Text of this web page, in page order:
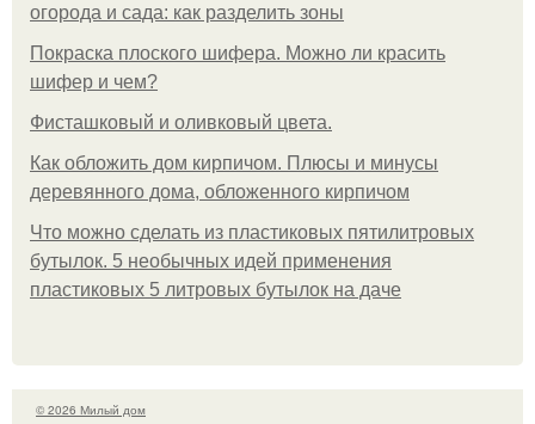
огорода и сада: как разделить зоны
Покраска плоского шифера. Можно ли красить
шифер и чем?
Фисташковый и оливковый цвета.
Как обложить дом кирпичом. Плюсы и минусы
деревянного дома, обложенного кирпичом
Что можно сделать из пластиковых пятилитровых
бутылок. 5 необычных идей применения
пластиковых 5 литровых бутылок на даче
© 2026 Милый дом